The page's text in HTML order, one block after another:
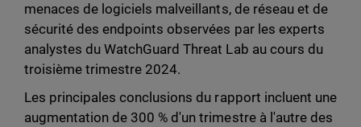
menaces de logiciels malveillants, de réseau et de
sécurité des endpoints observées par les experts
analystes du WatchGuard Threat Lab au cours du
troisième trimestre 2024.
Les principales conclusions du rapport incluent une
augmentation de 300 % d'un trimestre à l'autre des